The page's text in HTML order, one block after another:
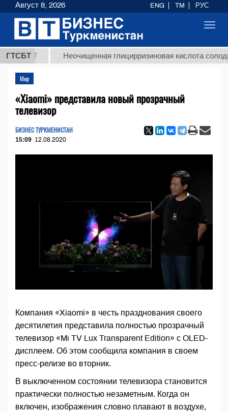
ГТСБТ Неочищенная глицирризиновая кислота солодкового
Мир
«Xiaomi» представила новый прозрачный
телевизор
БИЗНЕС ТУРКМЕНИСТАН
15:09 12.08.2020
Компания «Xiaomi» в честь празднования своего
десятилетия представила полностью прозрачный
телевизор «Mi TV Lux Transparent Edition» с OLED-
дисплеем. Об этом сообщила компания в своем
пресс-релизе во вторник.
В выключенном состоянии телевизора становится
практически полностью незаметным. Когда он
включен, изображения словно плавают в воздухе,
Август 8, 2026 ENG TM РУС